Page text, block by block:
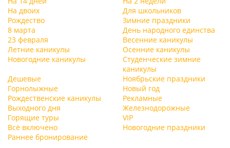
На двоих
Для школьников
Рождество
Зимние праздники
8 марта
День народного единства
23 февраля
Весенние каникулы
Летние каникулы
Осенние каникулы
Новогодние каникулы
Студенческие зимние
каникулы
Дешевые
Ноябрьские праздники
Горнолыжные
Новый год
Рождественские каникулы
Рекламные
Выходного дня
Железнодорожные
Горящие туры
VIP
Всё включено
Новогодние праздники
Раннее бронирование